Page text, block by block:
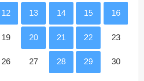
12 13 14 15 16
19 20 21 22 23
26 27 28 29 30